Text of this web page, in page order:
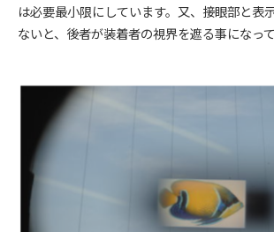
は必要最小限にしています。又、接眼部と表
ないと、後者が装着者の視界を遮る事になっ